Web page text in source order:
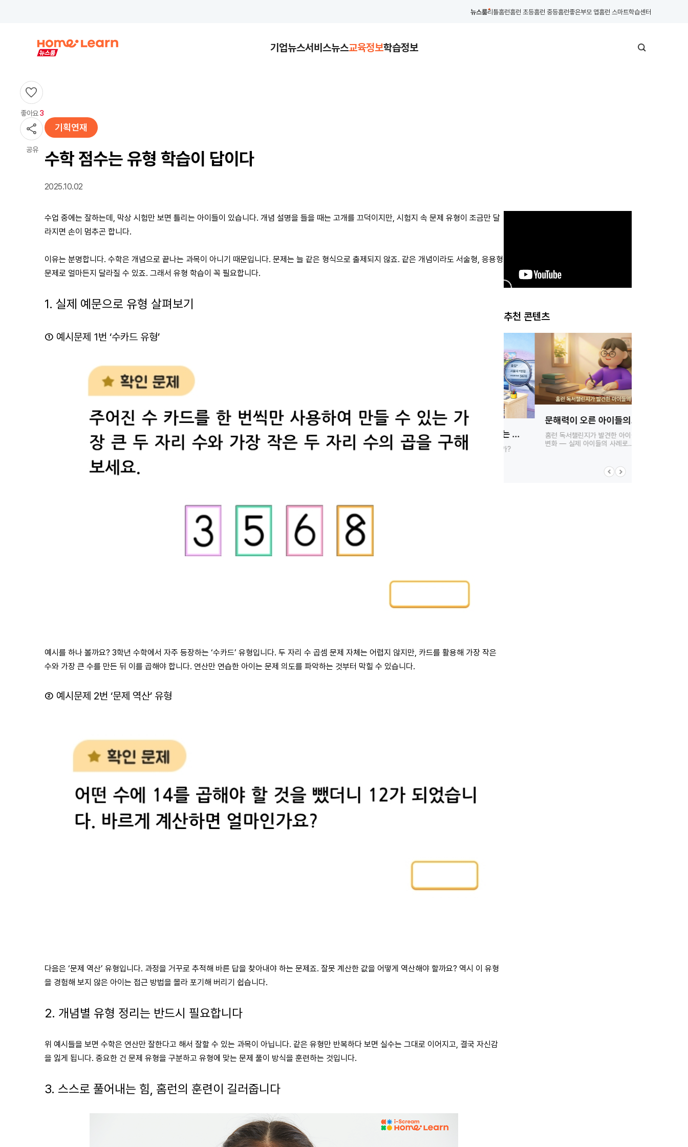
뉴스룸리틀홈런홈런 초등홈런 중등홈런좋은부모 앱홈런 스마트학습센터
기업뉴스서비스뉴스교육정보학습정보
좋아요 3
공유
기획연재
수학 점수는 유형 학습이 답이다
2025.10.02
수업 중에는 잘하는데, 막상 시험만 보면 틀리는 아이들이 있습니다. 개념 설명을 들을 때는 고개를 끄덕이지만, 시험지 속 문제 유형이 조금만 달
라지면 손이 멈추곤 합니다.
이유는 분명합니다. 수학은 개념으로 끝나는 과목이 아니기 때문입니다. 문제는 늘 같은 형식으로 출제되지 않죠. 같은 개념이라도 서술형, 응용형
문제로 얼마든지 달라질 수 있죠. 그래서 유형 학습이 꼭 필요합니다.
1. 실제 예문으로 유형 살펴보기
① 예시문제 1번 ‘수카드 유형’
예시를 하나 볼까요? 3학년 수학에서 자주 등장하는 ‘수카드’ 유형입니다. 두 자리 수 곱셈 문제 자체는 어렵지 않지만, 카드를 활용해 가장 작은
수와 가장 큰 수를 만든 뒤 이를 곱해야 합니다. 연산만 연습한 아이는 문제 의도를 파악하는 것부터 막힐 수 있습니다.
② 예시문제 2번 ‘문제 역산’ 유형
다음은 ‘문제 역산’ 유형입니다. 과정을 거꾸로 추적해 바른 답을 찾아내야 하는 문제죠. 잘못 계산한 값을 어떻게 역산해야 할까요? 역시 이 유형
을 경험해 보지 않은 아이는 접근 방법을 몰라 포기해 버리기 쉽습니다.
2. 개념별 유형 정리는 반드시 필요합니다
위 예시들을 보면 수학은 연산만 잘한다고 해서 잘할 수 있는 과목이 아닙니다. 같은 유형만 반복하다 보면 실수는 그대로 이어지고, 결국 자신감
을 잃게 됩니다. 중요한 건 문제 유형을 구분하고 유형에 맞는 문제 풀이 방식을 훈련하는 것입니다.
3. 스스로 풀어내는 힘, 홈런의 훈련이 길러줍니다
추천 콘텐츠
홈런 독서챌린지가 발견한 아이들의
독서와 기록을 통한 성장 응원
‘읽고 쓰고 성장하라!’ 진행
홈런 독서챌린지 6월 참여 이벤트
2% 부족한 인공지능? 우리는
‘모두를 위한 AI'가 필요해!
AI가 모두를 위한 기술이 되려면?
이름부터 주소까지… AI는 내
정보를 공유하는 중?
AI 시대, 내 개인정보는 안전한가?
문해력이 오른 아이들의
홈런 독서챌린지가 발견한 아이들의
변화 — 실제 아이들의 사례로